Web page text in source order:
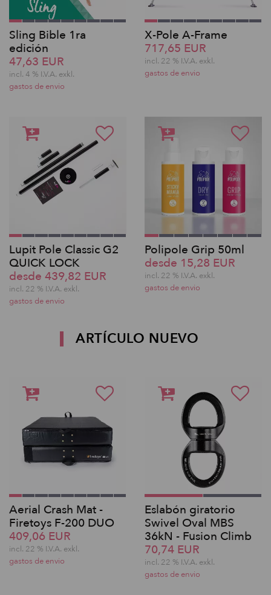
Sling Bible 1ra
edición
47,63 EUR
incl. 4 % I.V.A. exkl.
gastos de envio
X-Pole A-Frame
717,65 EUR
incl. 22 % I.V.A. exkl.
gastos de envio
Lupit Pole Classic G2
QUICK LOCK
desde 439,82 EUR
incl. 22 % I.V.A. exkl.
gastos de envio
Polipole Grip 50ml
desde 15,28 EUR
incl. 22 % I.V.A. exkl.
gastos de envio
ARTÍCULO NUEVO
Aerial Crash Mat -
Firetoys F-200 DUO
409,06 EUR
incl. 22 % I.V.A. exkl.
gastos de envio
Eslabón giratorio
Swivel Oval MBS
36kN - Fusion Climb
70,74 EUR
incl. 22 % I.V.A. exkl.
gastos de envio